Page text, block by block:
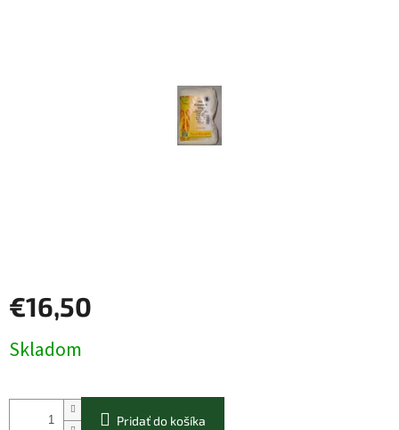
€16,50
cena:
Skladom
Pridať do košíka